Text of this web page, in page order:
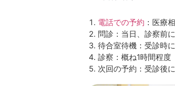
電話での予約 ：医療
問診：当日、診察前
待合室待機：受診時
診察：概ね1時間程度
次回の予約：受診後